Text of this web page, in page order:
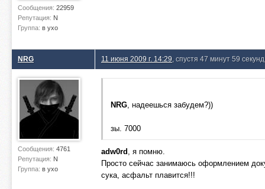
Сообщения: 22959
Репутация: N
Группа: в ухо
NRG
Сообщения: 4761
Репутация: N
Группа: в ухо
11 июня 2009 г. 14:29 , спустя 47 минут 59 секунд
NRG, надеешься забудем?))
зы. 7000
adw0rd , я помню.
Просто сейчас занимаюсь оформлением
сука, асфальт плавится!!!